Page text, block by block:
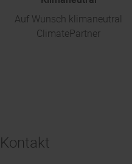
Auf Wunsch klimaneutral
ClimatePartner
Kontakt